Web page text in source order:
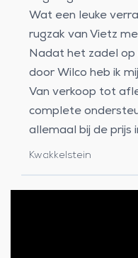
Wat een leuke
rugzak van Vietz
Nadat het zadel
door Wilco heb ik
Van verkoop tot
complete
allemaal bij de prijs
Kwakkelstein